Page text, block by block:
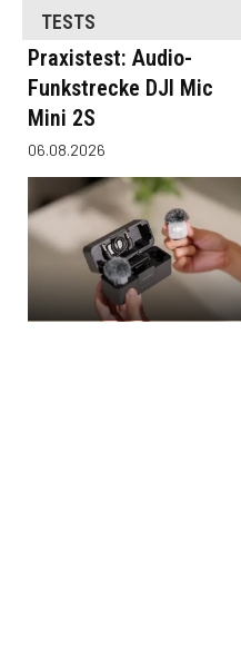
TESTS
Praxistest: Audio-
Funkstrecke DJI Mic
Mini 2S
06.08.2026